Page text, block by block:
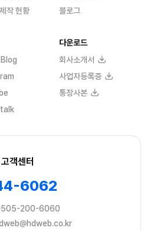
고객센터
6062
200-6060
작 현황
블로그
다운로드
회사소개서
사업자등록증
통장사본